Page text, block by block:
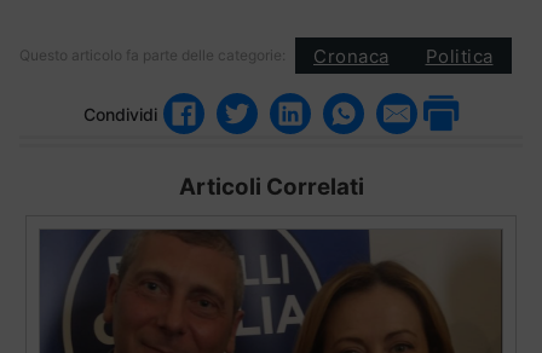
Questo articolo fa parte delle categorie: Cronaca Politica
Condividi
Articoli Correlati